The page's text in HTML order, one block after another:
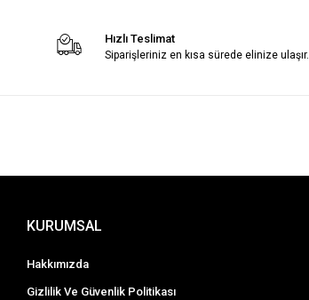
Hızlı Teslimat
Siparişleriniz en kısa sürede elinize ulaşır.
KURUMSAL
Hakkımızda
Gizlilik Ve Güvenlik Politikası